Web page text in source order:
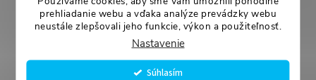
prehliadanie webu a vďaka analýze prevádzky webu
neustále zlepšovali jeho funkcie, výkon a použiteľnosť.
Nastavenie
Súhlasím